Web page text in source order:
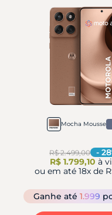
Mocha Mousse
R$ 2.499,00 -28
R$ 1.799,10 à
ou em até 18x de
Ganheaté 1.999